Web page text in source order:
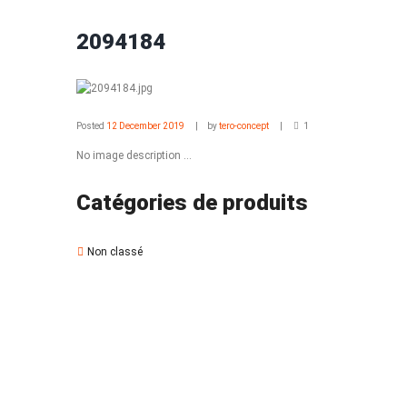
2094184
Posted 12 December 2019 bytero-concept 1
No image description ...
Catégories de produits
Non classé